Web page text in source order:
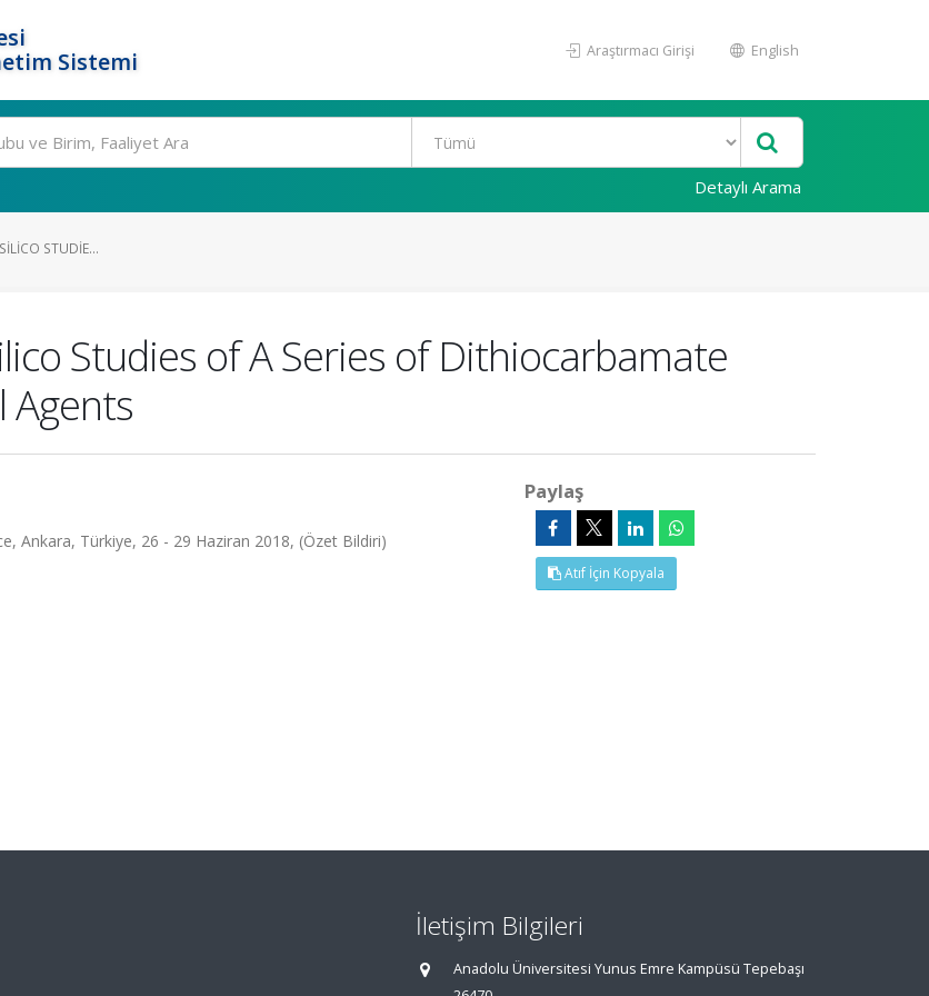
Sistemi
Araştırmacı Girişi English
Detaylı Arama
STUDIE...
Studies of A Series of Dithiocarbamate
Agents
Ankara, Türkiye, 26 - 29 Haziran 2018, (Özet Bildiri)
Paylaş
Atıf İçin Kopyala
İletişim Bilgileri
Anadolu Üniversitesi Yunus Emre Kampüsü Tepebaşı